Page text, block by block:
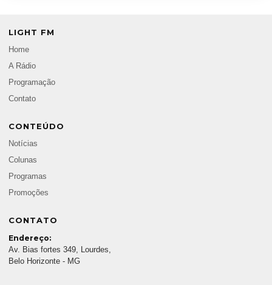
LIGHT FM
Home
A Rádio
Programação
Contato
CONTEÚDO
Notícias
Colunas
Programas
Promoções
CONTATO
Endereço:
Av. Bias fortes 349, Lourdes,
Belo Horizonte - MG